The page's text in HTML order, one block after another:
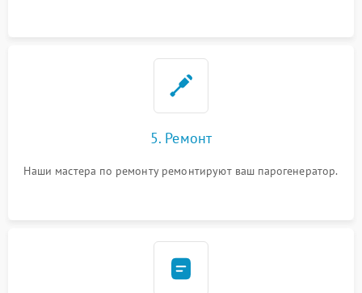
5. Ремонт
Наши мастера по ремонту ремонтируют ваш парогенератор.